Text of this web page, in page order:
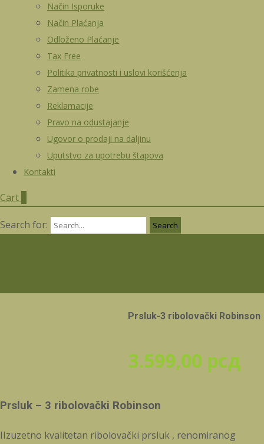
Način Isporuke
Način Plaćanja
Odloženo Plaćanje
Tax Free
Politika privatnosti i uslovi korišćenja
Zamena robe
Reklamacije
Pravo na odustajanje
Ugovor o prodaji na daljinu
Uputstvo za upotrebu štapova
Kontakti
Cart
Search for:
Prsluk-3 ribolovački Robinson
3.599,00 рсд
Prsluk – 3 ribolovački Robinson
IIzuzetno kvalitetan ribolovački prsluk , renomiranog